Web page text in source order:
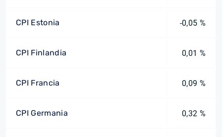
CPI Estonia -0,05 %
CPI Finlandia 0,01 %
CPI Francia 0,09 %
CPI Germania 0,32 %